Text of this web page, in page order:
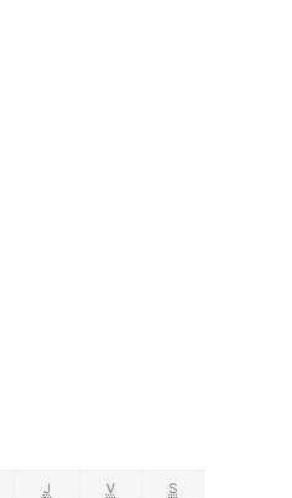
J V S